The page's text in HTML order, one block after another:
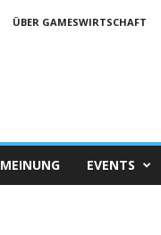
ÜBER GAMESWIRTSCHAFT
MEINUNG EVENTS